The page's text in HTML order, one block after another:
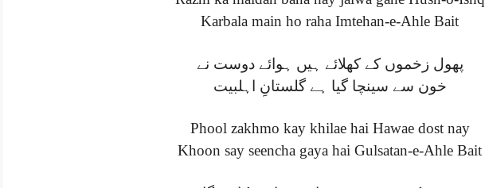
Karbala main ho raha Imtehan-e-Ahle Bait
پھول زخموں کے کھلائے ہیں ہوائے دوست نے
خون سے سینچا گیا ہے گلستانِ اہلبیت
Phool zakhmo kay khilae hai Hawae dost nay
Khoon say seencha gaya hai Gulsatan-e-Ahle Bait